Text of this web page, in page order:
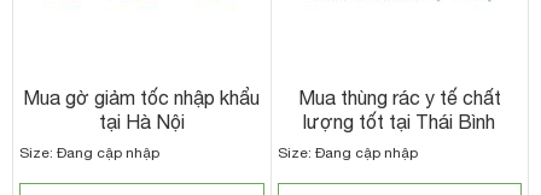
Mua gờ giảm tốc nhập khẩu
tại Hà Nội
Size: Đang cập nhập
Mua thùng rác y tế chất
lượng tốt tại Thái Bình
Size: Đang cập nhập